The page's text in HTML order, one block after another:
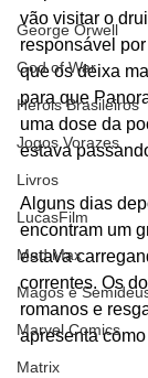
George Orwell
God of War
Heróis Brasileiros
Jogos Vorazes
Livros
LucasFilm
Mad Max
Magos e
Marvel Comics
Matrix
vão visitar o
responsável
que os deixa
para que
uma dose da
estava
Alguns dias
encontram um
estava
correntes. Os
romanos e
apresenta